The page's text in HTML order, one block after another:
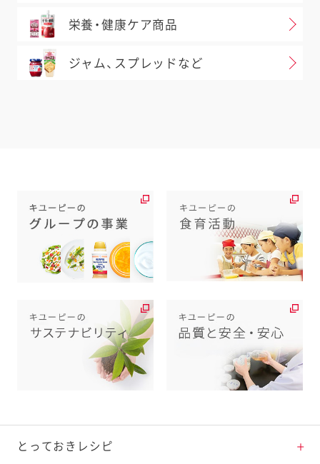
栄養・健康ケア商品
ジャム、スプレッドなど
とっておきレシピ